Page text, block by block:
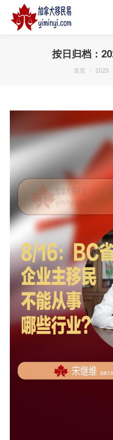
按日归档：
您在这里：
首页 2025